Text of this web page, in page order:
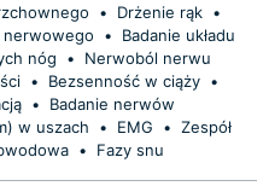
• Drżenie rąk •
nerwowego
•
Badanie układu
nóg •
Nerwoból nerwu
• Bezsenność w ciąży •
•
Badanie nerwów
w uszach • EMG • Zespół
• Fazy snu